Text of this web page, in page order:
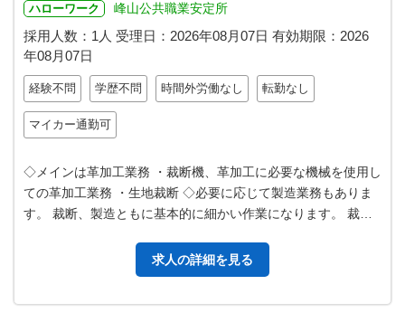
ハローワーク 峰山公共職業安定所
採用人数：1人 受理日： 2026年08月07日 有効期限： 2026
年08月07日
経験不問 学歴不問 時間外労働なし 転勤なし
マイカー通勤可
◇メインは革加工業務 ・裁断機、革加工に必要な機械を使用し
ての革加工業務 ・生地裁断 ◇必要に応じて製造業務もありま
す。 裁断、製造ともに基本的に細かい作業になります。 裁断
求人の詳細を見る